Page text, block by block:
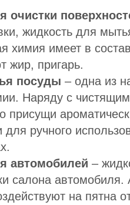
очистки
жидкость для
химия имеет в
жир, пригарь.
посуды – одна из
Наряду с
присущи
для ручного
автомобилей –
салона
на пятна